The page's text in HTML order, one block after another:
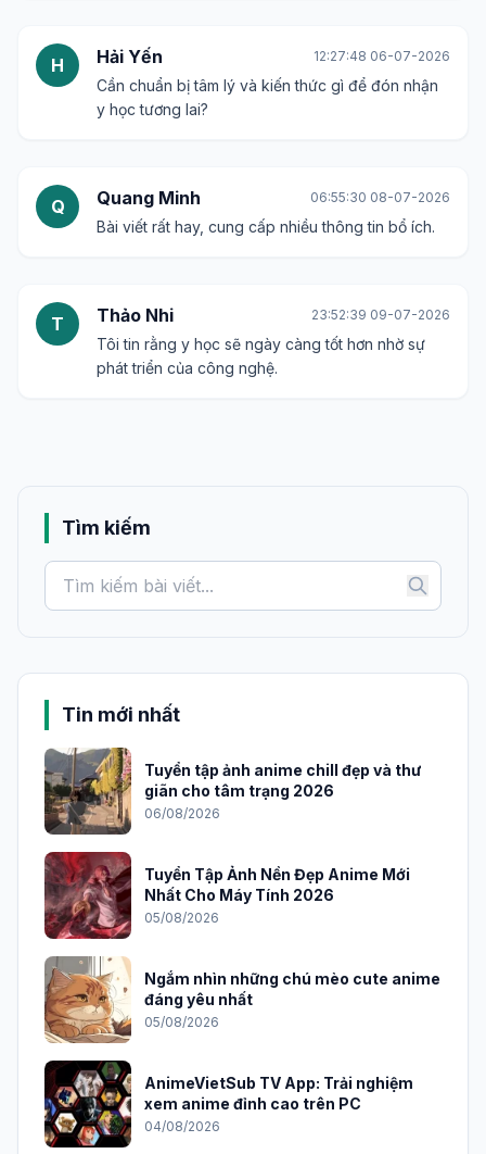
H Hải Yến 12:27:48 06-07-2026
Cần chuẩn bị tâm lý và kiến thức gì để đón nhận
y học tương lai?
Q Quang Minh 06:55:30 08-07-2026
Bài viết rất hay, cung cấp nhiều thông tin bổ ích.
T Thảo Nhi 23:52:39 09-07-2026
Tôi tin rằng y học sẽ ngày càng tốt hơn nhờ sự
phát triển của công nghệ.
Tìm kiếm
Tin mới nhất
Tuyển tập ảnh anime chill đẹp và thư
giãn cho tâm trạng 2026
06/08/2026
Tuyển Tập Ảnh Nền Đẹp Anime Mới
Nhất Cho Máy Tính 2026
05/08/2026
Ngắm nhìn những chú mèo cute anime
đáng yêu nhất
05/08/2026
AnimeVietSub TV App: Trải nghiệm
xem anime đỉnh cao trên PC
04/08/2026